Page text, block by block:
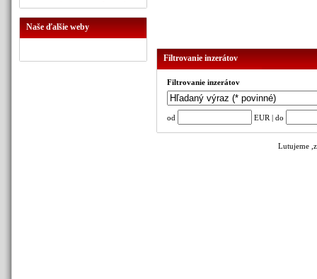
Naše ďalšie weby
Filtrovanie inzerátov
Filtrovanie inzerátov
od EUR | do
Lutujeme